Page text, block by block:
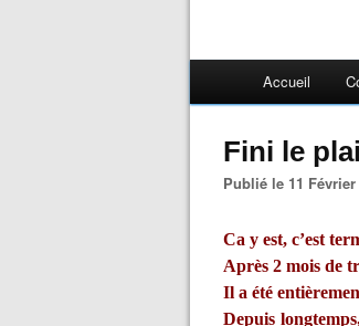
Accueil
Fini le
Publié le 11
Ca y est, c’est
Après 2 mois de
Il a été
Depuis